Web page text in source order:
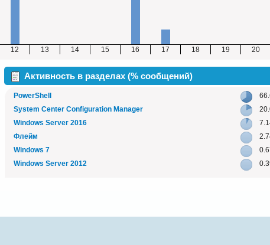
12 13 14 15 16 17 18 19 20
Активность в разделах (% сообщений)
PowerShell
System Center Configuration Manager
Windows Server 2016
Флейм
Windows 7
Windows Server 2012